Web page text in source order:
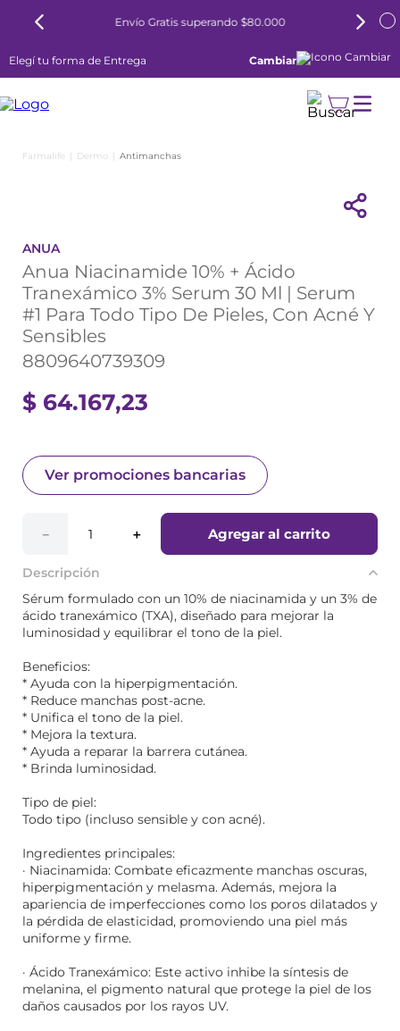
Envío Gratis superando $80.000
Elegí tu forma de Entrega Cambiar
Dermo Antimanchas
ANUA
Anua Niacinamide 10% + Ácido
Tranexámico 3% Serum 30 Ml | Serum
#1 Para Todo Tipo De Pieles, Con Acné Y
Sensibles
8809640739309
$ 64.167,23
Ver promociones bancarias
＋
－ Agregar al carrito
Descripción
Sérum formulado con un 10% de niacinamida y un 3% de
ácido tranexámico (TXA), diseñado para mejorar la
luminosidad y equilibrar el tono de la piel.
Beneficios:
* Ayuda con la hiperpigmentación.
* Reduce manchas post-acne.
* Unifica el tono de la piel.
* Mejora la textura.
* Ayuda a reparar la barrera cutánea.
* Brinda luminosidad.
Tipo de piel:
Todo tipo (incluso sensible y con acné).
Ingredientes principales:
· Niacinamida: Combate eficazmente manchas oscuras,
hiperpigmentación y melasma. Además, mejora la
apariencia de imperfecciones como los poros dilatados y
la pérdida de elasticidad, promoviendo una piel más
uniforme y firme.
· Ácido Tranexámico: Este activo inhibe la síntesis de
melanina, el pigmento natural que protege la piel de los
daños causados por los rayos UV.